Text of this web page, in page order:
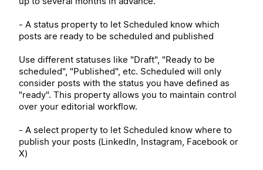
- A status property to let Scheduled know which
posts are ready to be scheduled and published
Use different statuses like "Draft", "Ready to be
scheduled", "Published", etc. Scheduled will only
consider posts with the status you have defined as
"ready". This property allows you to maintain control
over your editorial workflow.
- A select property to let Scheduled know where to
publish your posts (LinkedIn, Instagram, Facebook or
X)